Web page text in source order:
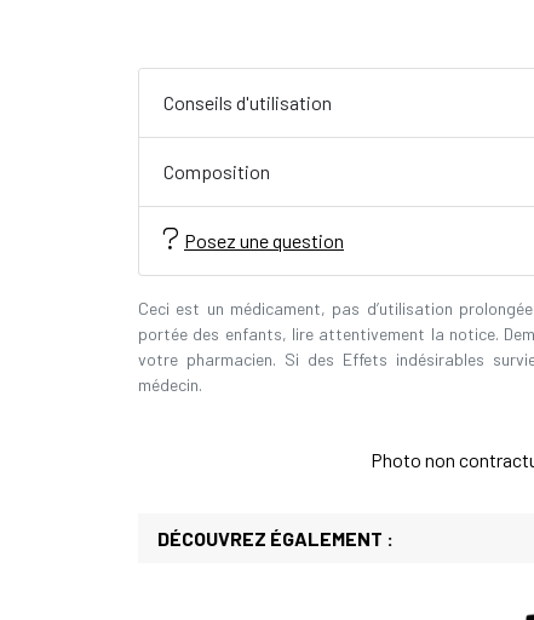
Conseils d'utilisation
Composition
Posez une question
Ceci est un médicament, pas d’utilisation
portée des enfants, lire attentivement la notice.
votre pharmacien. Si des Effets indésirables
médecin.
Photo non
DÉCOUVREZ ÉGALEMENT :